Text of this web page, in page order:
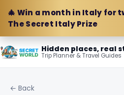
🎄 Win a month in Italy for
The Secret Italy Prize
Hidden places, real
Trip Planner & Travel Guides
← Back